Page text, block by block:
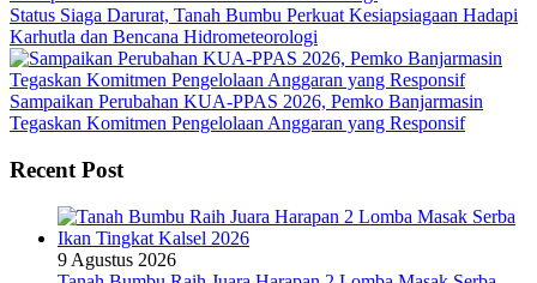
Status Siaga Darurat, Tanah Bumbu Perkuat Kesiapsiagaan Hadapi
Karhutla dan Bencana Hidrometeorologi
Sampaikan Perubahan KUA-PPAS 2026, Pemko Banjarmasin
Tegaskan Komitmen Pengelolaan Anggaran yang Responsif
Recent Post
9 Agustus 2026